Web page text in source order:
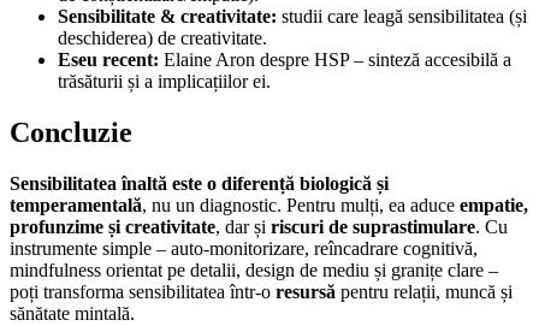
Sensibilitate & creativitate: studii care leagă sensibilitatea (și
deschiderea) de creativitate.
Eseu recent: Elaine Aron despre HSP – sinteză accesibilă a
trăsăturii și a implicațiilor ei.
Concluzie
Sensibilitatea înaltă este o diferență biologică și
temperamentală, nu un diagnostic. Pentru mulți, ea aduce empatie,
profunzime și creativitate, dar și riscuri de suprastimulare. Cu
instrumente simple – auto-monitorizare, reîncadrare cognitivă,
mindfulness orientat pe detalii, design de mediu și granițe clare –
poți transforma sensibilitatea într-o resursă pentru relații, muncă și
sănătate mintală.